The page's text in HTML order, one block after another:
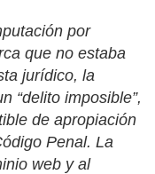
por
que no estaba
jurídico, la
“delito imposible”,
de apropiación
Penal. La
web y al